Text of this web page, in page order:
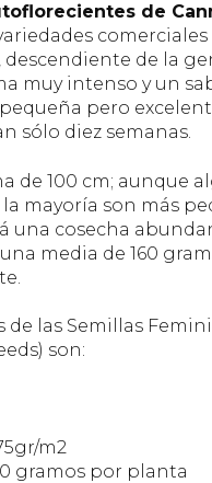
de
de la
muy intenso y un
pero
sólo diez semanas.
de 100 cm; aunque
mayoría son más
una cosecha
media de 160
de las Semillas
son:
m2
gramos por planta